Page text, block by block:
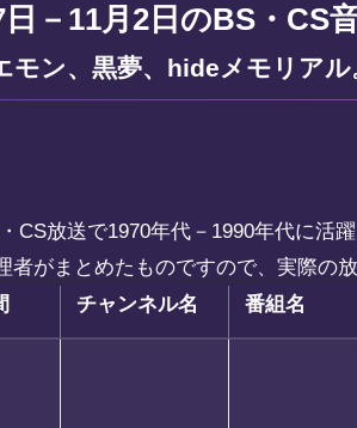
－11月2日のBS・CS
モン、黒夢、hideメモリアル
CS放送で1970年代－1990年代に
者がまとめたものですので、実際の
チャンネル名 番組名